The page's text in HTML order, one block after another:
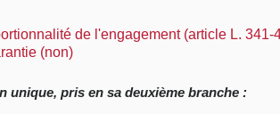
de l'engagement (article L.
(non)
unique, pris en sa deuxième branche :